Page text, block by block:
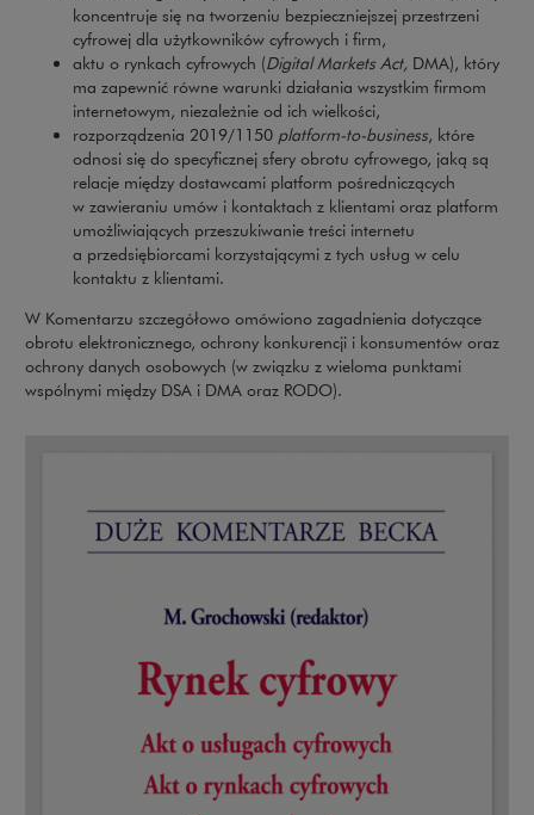
koncentruje się na tworzeniu bezpieczniejszej przestrzeni
cyfrowej dla użytkowników cyfrowych i firm,
aktu o rynkach cyfrowych (Digital Markets Act, DMA), który
ma zapewnić równe warunki działania wszystkim firmom
internetowym, niezależnie od ich wielkości,
rozporządzenia 2019/1150 platform-to-business, które
odnosi się do specyficznej sfery obrotu cyfrowego, jaką są
relacje między dostawcami platform pośredniczących
w zawieraniu umów i kontaktach z klientami oraz platform
umożliwiających przeszukiwanie treści internetu
a przedsiębiorcami korzystającymi z tych usług w celu
kontaktu z klientami.
W Komentarzu szczegółowo omówiono zagadnienia dotyczące
obrotu elektronicznego, ochrony konkurencji i konsumentów oraz
ochrony danych osobowych (w związku z wieloma punktami
wspólnymi między DSA i DMA oraz RODO).